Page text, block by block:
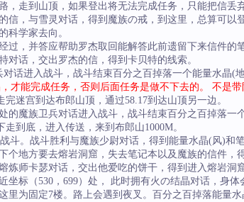
走到山顶，如果登出将无法完成任务，只能把信丢
，与雪灵对话，得到魔族の戒，到这里，总算可以
科学家去向。
，并答应帮助罗杰取回能解答此前遗留下来信件的
对话，交出罗杰的信，得到卡贝特的线索。
话进入战斗，战斗结束百分之百掉落一个能量水晶(地
才能完成任务，否则后面任务是做不下去的。 不是带
迷宫到达布郎山顶，通过58.17到达山顶另一边。
的魔族卫兵对话进入战斗，战斗结束百分之百掉落一
到底，进入传送，来到布郎山1000M。
斗。战斗胜利与魔族少尉对话，得到能量水晶(风)和笔
个地方要去熔岩洞窟，失去笔记本以及魔族的信件，
炼师卡瑟对话，交出他爱吃的饼干，得到进入熔岩洞
标（530，699）处， 此时拥有火の结晶对话，身体
为固定7楼。路上会遇到夜叉。百分之百掉落能量水